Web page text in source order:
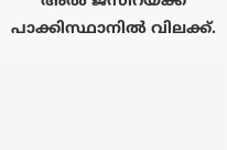
പാക്കിസ്ഥാനിൽ വിലക്ക്.